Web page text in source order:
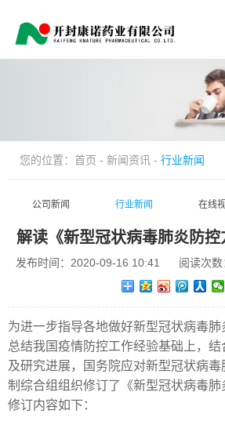
您的位置： 首页 - 新闻资讯 - 行业新闻
公司新闻 行业新闻 在线
解读《新型冠状病毒肺炎防控
发布时间：2020-09-16 10:41 阅读次数
为进一步指导各地做好新型冠状病毒
总结我国疫情防控工作经验基础上，
及研究进展，国务院应对新型冠状病
制综合组组织修订了《新型冠状病毒
修订内容如下：